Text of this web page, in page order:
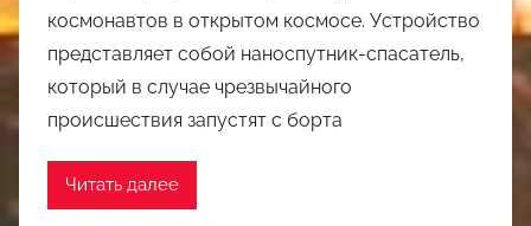
космонавтов в открытом космосе. Устройство
представляет собой наноспутник-спасатель,
который в случае чрезвычайного
происшествия запустят с борта
Читать далее